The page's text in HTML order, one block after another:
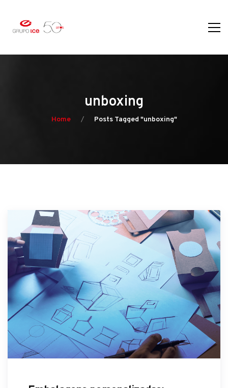
unboxing
Home Posts Tagged "unboxing"